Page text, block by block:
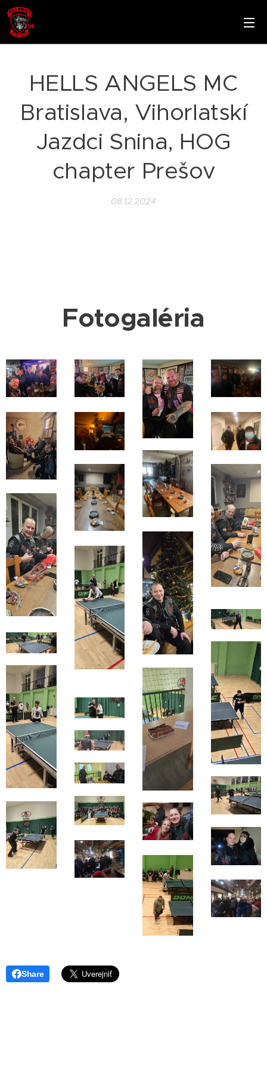
HELLS ANGELS MC
Bratislava, Vihorlatskí
Jazdci Snina, HOG
chapter Prešov
08.12.2024
Fotogaléria
Share